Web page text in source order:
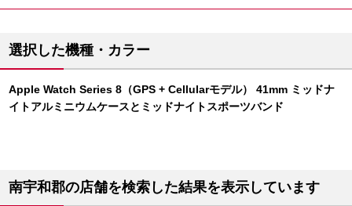
選択した機種・カラー
Apple Watch Series 8（GPS + Cellularモデル） 41mm ミッドナ
イトアルミニウムケースとミッドナイトスポーツバンド
南宇和郡の店舗を検索した結果を表示しています